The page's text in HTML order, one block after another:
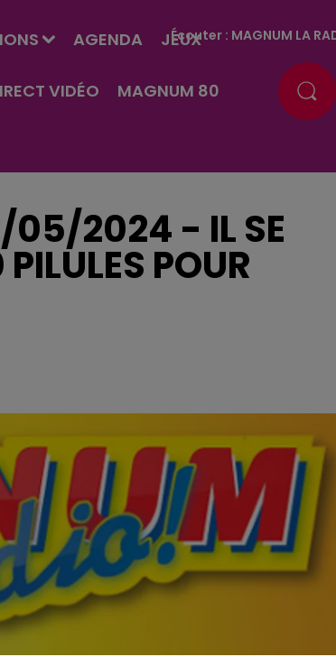
AGENDA JEUX
VIDÉO MAGNUM 80
Écouter : MAGNUM LA
05/2024 - IL SE
POUR